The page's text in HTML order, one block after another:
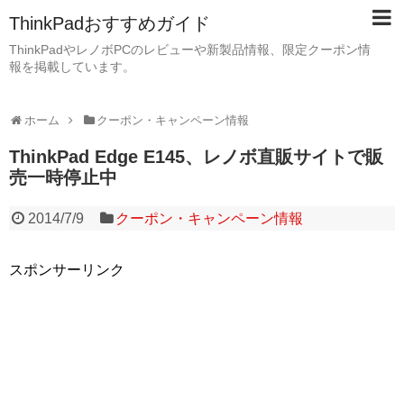
ThinkPadおすすめガイド
ThinkPadやレノボPCのレビューや新製品情報、限定クーポン情
報を掲載しています。
ホーム クーポン・キャンペーン情報
ThinkPad Edge E145、レノボ直販サイトで販
売一時停止中
2014/7/9 クーポン・キャンペーン情報
スポンサーリンク